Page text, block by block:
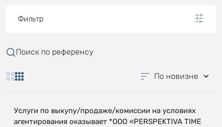
Фильтр
Поиск по референсу
По новизне
Услуги по выкупу/продаже/комиссии на условиях
агентирования оказывает *OOO «PERSPEKTIVA TIME